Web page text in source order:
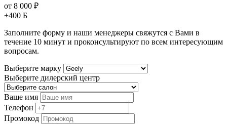
от 8 000 ₽
+400 Б
Заполните форму и наши менеджеры свяжутся с Вами в
течение 10 минут и проконсультируют по всем интересующим
вопросам.
Выберите марку
Выберите дилерский центр
Ваше имя
Телефон
Промокод